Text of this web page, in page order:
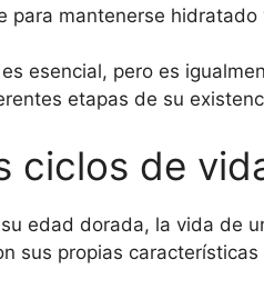
para mantenerse hidratado
esencial, pero es
etapas de su
ciclos de
edad dorada, la vida de
sus propias